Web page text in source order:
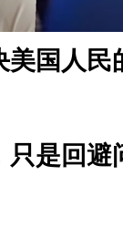
国人民
是回避